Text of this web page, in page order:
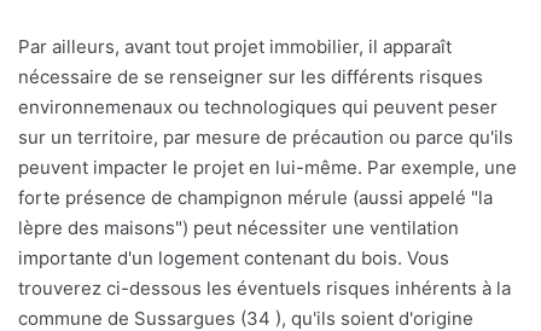
Par ailleurs, avant tout projet immobilier, il apparaît
nécessaire de se renseigner sur les différents risques
environnemenaux ou technologiques qui peuvent peser
sur un territoire, par mesure de précaution ou parce qu'ils
peuvent impacter le projet en lui-même. Par exemple, une
forte présence de champignon mérule (aussi appelé "la
lèpre des maisons") peut nécessiter une ventilation
importante d'un logement contenant du bois. Vous
trouverez ci-dessous les éventuels risques inhérents à la
commune de Sussargues (34 ), qu'ils soient d'origine